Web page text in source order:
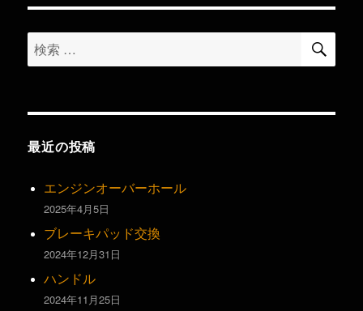
ナ
ビ
ー
シ
ョ
ン
検
索
象:
検
最近の投稿
エンジンオーバーホール
2025年4月5日
ブレーキパッド交換
2024年12月31日
ハンドル
2024年11月25日